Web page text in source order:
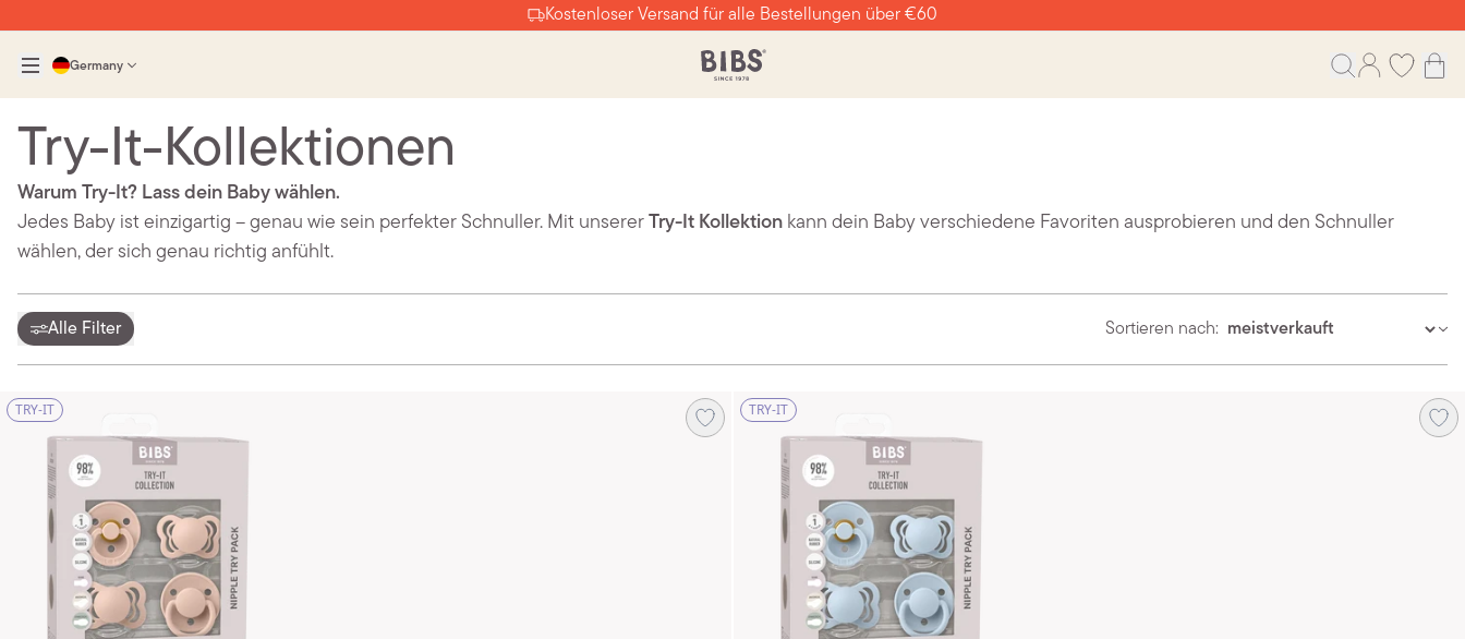
Kostenloser Versand für alle Bestellungen über €60
Germany
Try-It-Kollektionen
Warum Try-It? Lass dein Baby wählen.
Jedes Baby ist einzigartig – genau wie sein perfekter Schnuller. Mit unsererTry-It Kollektion kann dein Baby verschiedene Favoriten ausprobieren und den Schnuller
wählen, der sich genau richtig anfühlt.
Alle Filter Sortieren nach:
TRY-IT TRY-IT